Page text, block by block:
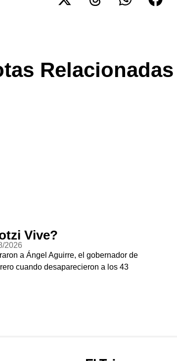
Relacionadas
Vive?
2026
a Ángel Aguirre, el gobernador de
cuando desaparecieron a los 43